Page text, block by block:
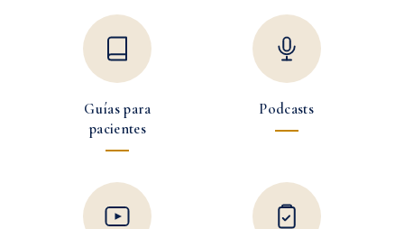
Guías para
pacientes
Podcasts